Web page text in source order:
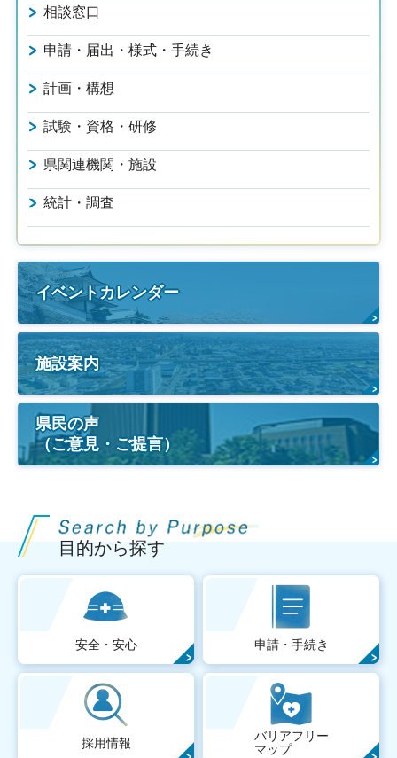
相談窓口
申請・届出・様式・手続き
計画・構想
試験・資格・研修
県関連機関・施設
統計・調査
イベントカレンダー
施設案内
県民の声
（ご意見・ご提言）
目的から探す
安全・安心 申請・手続き
採用情報
バリアフリー
マップ